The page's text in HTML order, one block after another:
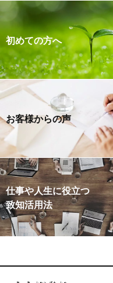
初めての方へ
お客様からの声
仕事や人生に役立つ
致知活用法